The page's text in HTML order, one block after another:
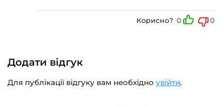
Корисно? 0 0
Додати відгук
Для публікації відгуку вам необхідно увійти.